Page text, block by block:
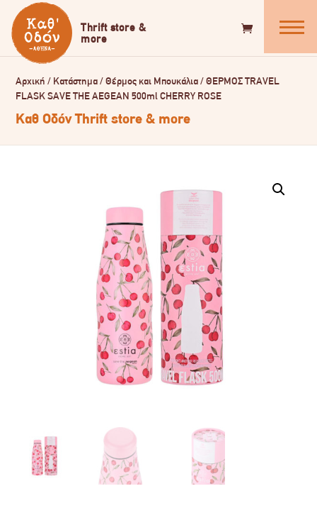
Αρχική / Κατάστημα/Θέρμος και Μπουκάλια/ΘΕΡΜΟΣ TRAVEL
FLASK SAVE THE AEGEAN 500ml CHERRY ROSE
Καθ Οδόν Thrift store & more